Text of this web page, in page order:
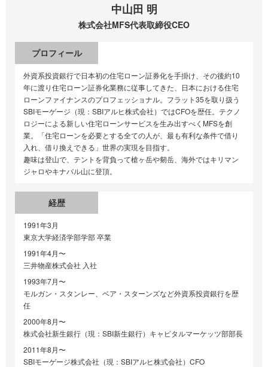
中山田 明
株式会社MFS代表取締役CEO
プロフィール
外資系投資銀行で日本初の住宅ローン証券化を手掛け、その後約10
年に渡り住宅ローン証券化業務に従事してきた、日本における住宅
ローンファイナンスのプロフェッショナル。フラット35を取り扱う
SBIモーゲージ（現：SBIアルヒ株式会社）ではCFOを歴任。テクノ
ロジーによる新しい住宅ローンサービスを生み出すべくMFSを創
業。「住宅ローンを必要とする全ての人が、最も有利な条件で借り
入れ、借り換えできる」世界の実現を目指す。
趣味は登山で、テントを背負って槍ヶ岳や剱岳、海外ではキリマン
ジャロやキナバル山に登頂。
経歴
1991年3月
東京大学経済学部学部 卒業
1991年4月〜
三井物産株式会社 入社
1993年7月〜
モルガン・スタンレー、ベア・スターンズなど外資系投資銀行を歴
任
2000年8月〜
株式会社新生銀行（現：SBI新生銀行）キャピタルマーケッツ部部長
2011年8月〜
SBIモーゲージ株式会社（現：SBIアルヒ株式会社）CFO